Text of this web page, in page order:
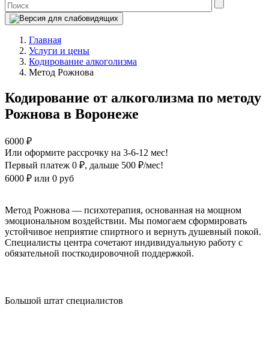
Главная
Услуги и цены
Кодирование алкоголизма
Метод Рожнова
Кодирование от алкоголизма по методу
Рожнова в Воронеже
6000 ₽
Или оформите рассрочку на 3-6-12 мес!
Первый платеж 0 ₽, дальше 500 ₽/мес!
6000 ₽ или 0 руб
Метод Рожнова — психотерапия, основанная на мощном
эмоциональном воздействии. Мы помогаем сформировать
устойчивое неприятие спиртного и вернуть душевный покой.
Специалисты центра сочетают индивидуальную работу с
обязательной посткодировочной поддержкой.
Большой штат специалистов